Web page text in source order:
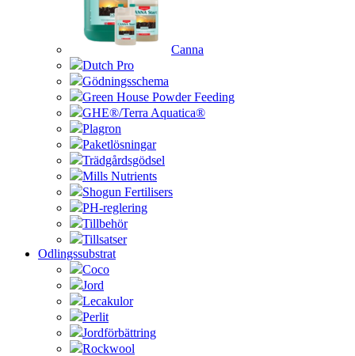
Canna
Dutch Pro
Gödningsschema
Green House Powder Feeding
GHE®/Terra Aquatica®
Plagron
Paketlösningar
Trädgårdsgödsel
Mills Nutrients
Shogun Fertilisers
PH-reglering
Tillbehör
Tillsatser
Odlingssubstrat
Coco
Jord
Lecakulor
Perlit
Jordförbättring
Rockwool